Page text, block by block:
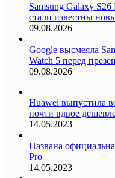
Samsung Galaxy
стали известны
09.08.2026
Google высмеяла
Watch 5 перед
09.08.2026
Huawei выпустила
почти вдвое
14.05.2023
Названа
Pro
14.05.2023